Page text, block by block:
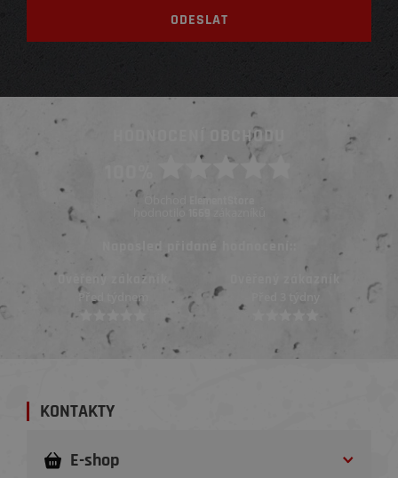
HODNOCENÍ OBCHODU
Obchod ElementStore
hodnotilo
Naposled přidané hodnocení::
Ověřený zákazník
Před týdnem
KONTAKTY
E-shop